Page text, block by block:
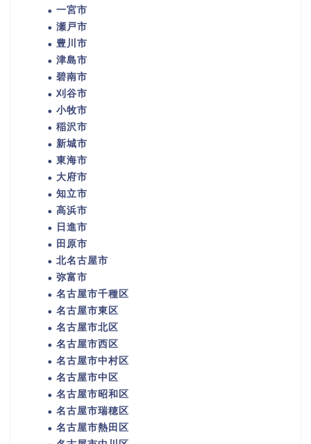
一宮市
瀬戸市
豊川市
津島市
碧南市
刈谷市
小牧市
稲沢市
新城市
東海市
大府市
知立市
高浜市
日進市
田原市
北名古屋市
弥富市
名古屋市千種区
名古屋市東区
名古屋市北区
名古屋市西区
名古屋市中村区
名古屋市中区
名古屋市昭和区
名古屋市瑞穂区
名古屋市熱田区